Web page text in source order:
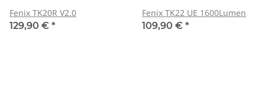
Fenix TK20R V2.0
129,90 € *
Fenix TK22 UE 1600Lumen
109,90 € *